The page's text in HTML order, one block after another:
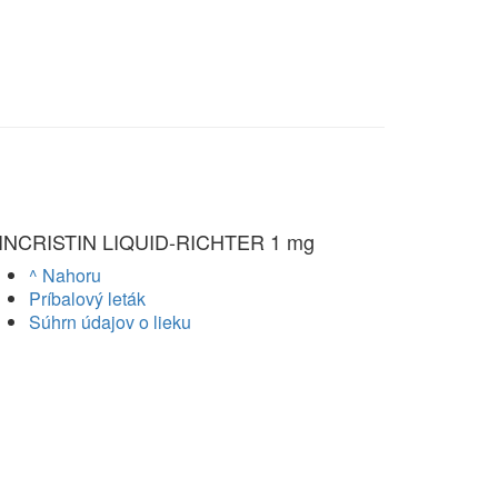
LIQUID-RICHTER 1 mg
^ Nahoru
Príbalový leták
Súhrn údajov o lieku